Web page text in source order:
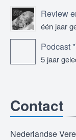
één jaar
Podcast
5 jaar
Contact
Nederlandse